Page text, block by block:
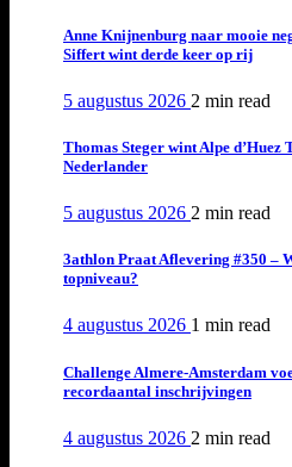
Anne Knijnenburg naar mooie
Siffert wint derde keer op rij
5 augustus 2026 2 min read
Thomas Steger wint Alpe
Nederlander
5 augustus 2026 2 min read
3athlon Praat Aflevering #350 –
topniveau?
4 augustus 2026 1 min read
Challenge Almere-Amsterdam
recordaantal inschrijvingen
4 augustus 2026 2 min read